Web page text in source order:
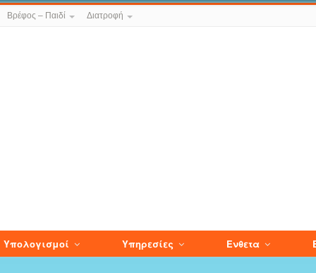
Βρέφος – Παιδί Διατροφή
Υπολογισμοί Υπηρεσίες Ενθετα